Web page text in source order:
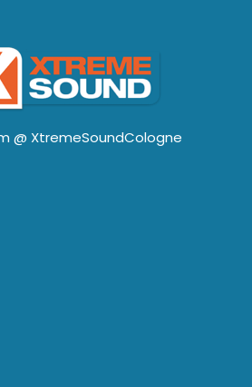
@ XtremeSoundCologne